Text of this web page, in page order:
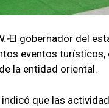
El gobernador del
eventos
la entidad oriental.
que las